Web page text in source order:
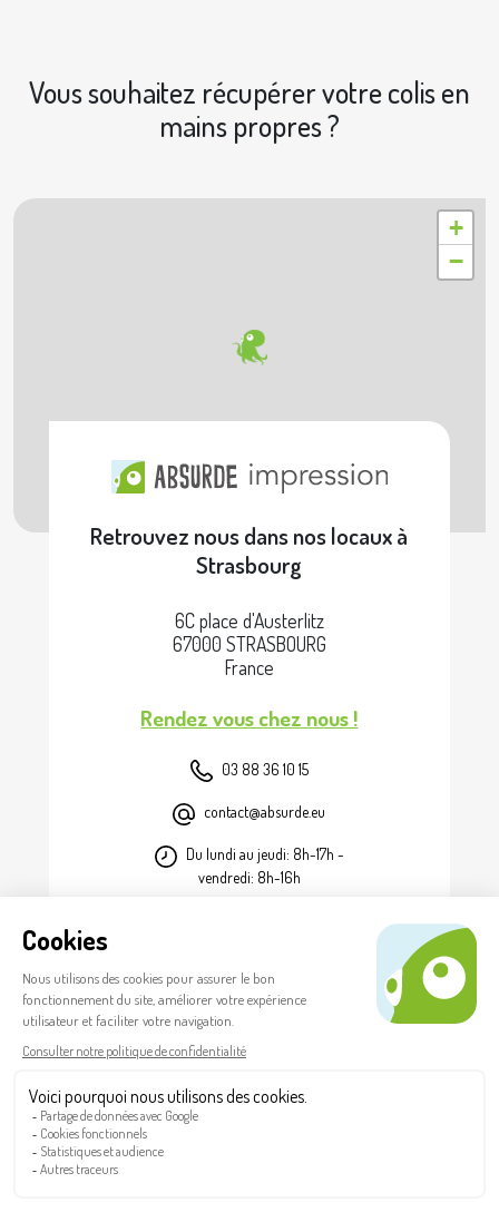
Vous souhaitez récupérer votre colis en
mains propres ?
+
−
Retrouvez nous dans nos locaux à
Strasbourg
6C place d'Austerlitz
67000 STRASBOURG
France
Rendez vous chez nous !
03 88 36 10 15
contact@absurde.eu
Du lundi au jeudi: 8h-17h -
vendredi: 8h-16h
FR